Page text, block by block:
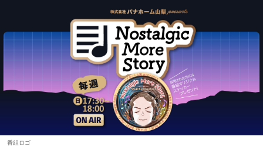
【新番組概要】
■番組名： 『めちゃめちゃカリスマなラジオ』
■放送日時： 2026年秋 ※放送日時詳細は後日発表
■出演： 小野友樹、山中真尋、福原かつみ、細田健太、日向
朔公、大河元気、橋詰知久
■メールアドレス： charisma@joqr.net
■番組ハッシュタグ： #カリラジ
■QloveR番組ページ： https://qlover.jp/charisma ※月額
【8位】獅子座（しし座）
目標やゴールを決めて、そこまでの道のりを計画していくと
◎。冷静に判断し行動できると、自分が求めているものに近
づけるようです。先輩などの話に耳を傾けるのも良いでしょ
【9位】牡羊座（おひつじ座）
他者に期待しすぎず、何かやってくれたことに対して喜べる
と上手くいきそう。自分の心のあり方や時間の使い方を見直
してみて。仕事場などの掃除をすれば集中力がアップできる
ようです。
小学4年生の頃、隣の席だった友人K君から「誕生日に天体望
遠鏡を買ってもらったから、夏休みに泊まりにおいでよ」と
誘われたことが、大切な記憶として残っているそうです。
友人たちと夜更かしをしながら、大きな天体望遠鏡で眺めた
番組ロゴ